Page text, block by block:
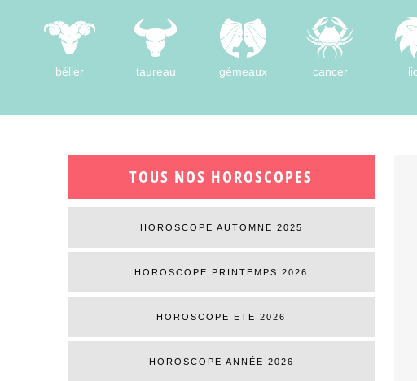
bélier taureau gémeaux cancer
TOUS NOS HOROSCOPES
HOROSCOPE AUTOMNE 2025
HOROSCOPE PRINTEMPS 2026
HOROSCOPE ETE 2026
HOROSCOPE ANNÉE 2026